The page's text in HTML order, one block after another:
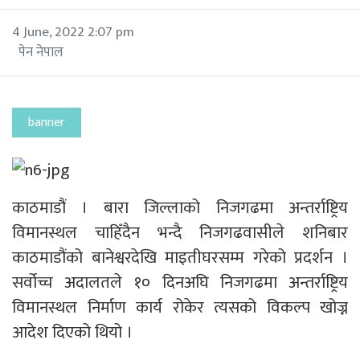
4 June, 2022 2:07 pm
पेन नेपाल
banner
काठमाडौं । बारा जिल्लाको निजगढमा अन्तर्राष्ट्रिय
विमानस्थल चाहिँदैन भन्दै निजगढवासीले शनिबार
काठमाडौंको बानेश्वरदेखि माइतीघरसम्म गरेको प्रदर्शन ।
सर्वोच्च अदालतले १० दिनअघि निजगढमा अन्तर्राष्ट्रिय
विमानस्थल निर्माण कार्य रोकेर त्यसको विकल्प खोज्न
आदेश दिएको थियो ।